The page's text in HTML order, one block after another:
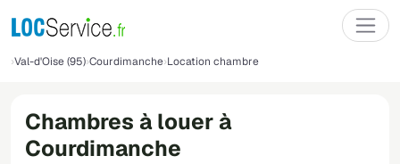
Val-d'Oise (95) Courdimanche Location chambre
Chambres à louer à
Courdimanche